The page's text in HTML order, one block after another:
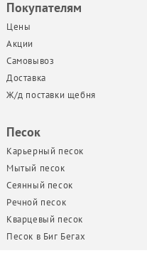
Покупателям
Цены
Акции
Самовывоз
Доставка
Ж/д поставки щебня
Песок
Карьерный песок
Мытый песок
Сеянный песок
Речной песок
Кварцевый песок
Песок в Биг Бегах